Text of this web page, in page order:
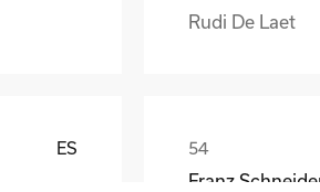
Rudi De Laet
ES